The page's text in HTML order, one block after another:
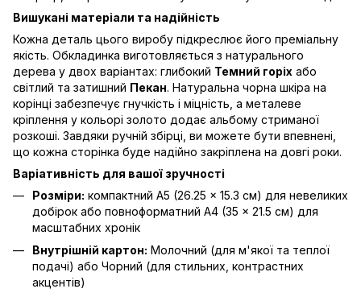
Вишукані матеріали та надійність
Кожна деталь цього виробу підкреслює його преміальну
якість. Обкладинка виготовляється з натурального
дерева у двох варіантах: глибокий Темний горіх або
світлий та затишний Пекан. Натуральна чорна шкіра на
корінці забезпечує гнучкість і міцність, а металеве
кріплення у кольорі золото додає альбому стриманої
розкоші. Завдяки ручній збірці, ви можете бути впевнені,
що кожна сторінка буде надійно закріплена на довгі роки.
Варіативність для вашої зручності
Розміри: компактний А5 (26.25 × 15.3 см) для невеликих
добірок або повноформатний А4 (35 × 21.5 см) для
масштабних хронік
Внутрішній картон: Молочний (для м'якої та теплої
подачі) або Чорний (для стильних, контрастних
акцентів)